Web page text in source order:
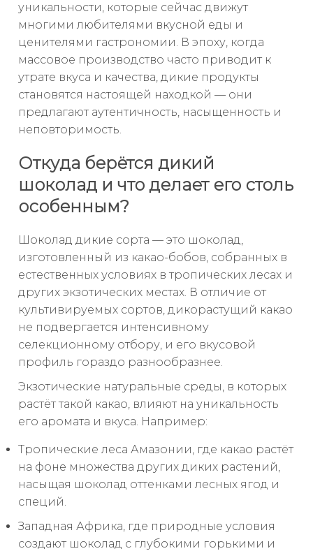
уникальности, которые сейчас движут
многими любителями вкусной еды и
ценителями гастрономии. В эпоху, когда
массовое производство часто приводит к
утрате вкуса и качества, дикие продукты
становятся настоящей находкой — они
предлагают аутентичность, насыщенность и
неповторимость.
Откуда берётся дикий
шоколад и что делает его столь
особенным?
Шоколад дикие сорта — это шоколад,
изготовленный из какао-бобов, собранных в
естественных условиях в тропических лесах и
других экзотических местах. В отличие от
культивируемых сортов, дикорастущий какао
не подвергается интенсивному
селекционному отбору, и его вкусовой
профиль гораздо разнообразнее.
Экзотические натуральные среды, в которых
растёт такой какао, влияют на уникальность
его аромата и вкуса. Например:
Тропические леса Амазонии, где какао растёт
на фоне множества других диких растений,
насыщая шоколад оттенками лесных ягод и
специй.
Западная Африка, где природные условия
создают шоколад с глубокими горькими и